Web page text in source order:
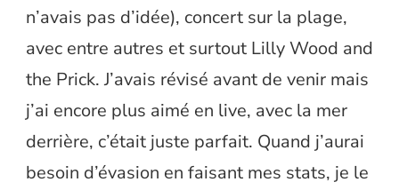
n’avais pas d’idée), concert sur la plage,
avec entre autres et surtout Lilly Wood and
the Prick. J’avais révisé avant de venir mais
j’ai encore plus aimé en live, avec la mer
derrière, c’était juste parfait. Quand j’aurai
besoin d’évasion en faisant mes stats, je le